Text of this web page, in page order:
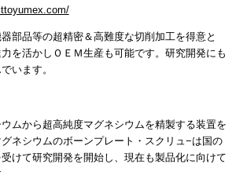
部品等の超精密＆高難度な切削加工を得意と
を活かしＯＥＭ生産も可能です。研究開発にも
います。
ムから超高純度マグネシウムを精製する装置を
ネシウムのボーンプレート・スクリュ−は国の
けて研究開発を開始し、現在も製品化に向けて